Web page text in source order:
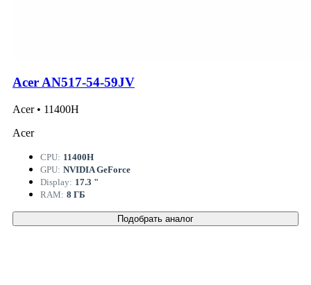
Acer AN517-54-59JV
Acer • 11400H
Acer
CPU: 11400H
GPU: NVIDIA GeForce
Display: 17.3 "
RAM: 8 ГБ
Подобрать аналог